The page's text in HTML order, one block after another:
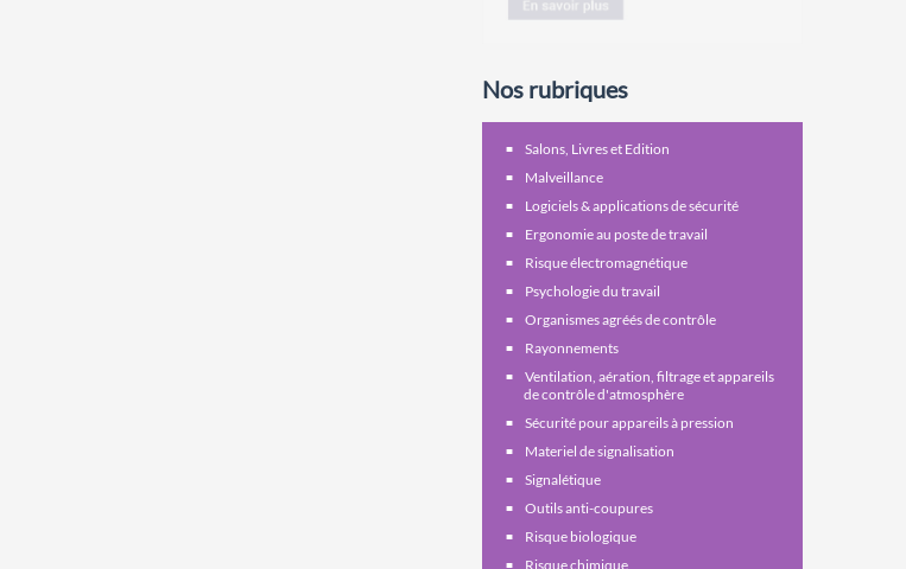
Nos rubriques
Salons, Livres et Edition
Malveillance
Logiciels & applications de sécurité
Ergonomie au poste de travail
Risque électromagnétique
Psychologie du travail
Organismes agréés de contrôle
Rayonnements
Ventilation, aération, filtrage et appareils
de contrôle d'atmosphère
Sécurité pour appareils à pression
Materiel de signalisation
Signalétique
Outils anti-coupures
Risque biologique
Risque chimique